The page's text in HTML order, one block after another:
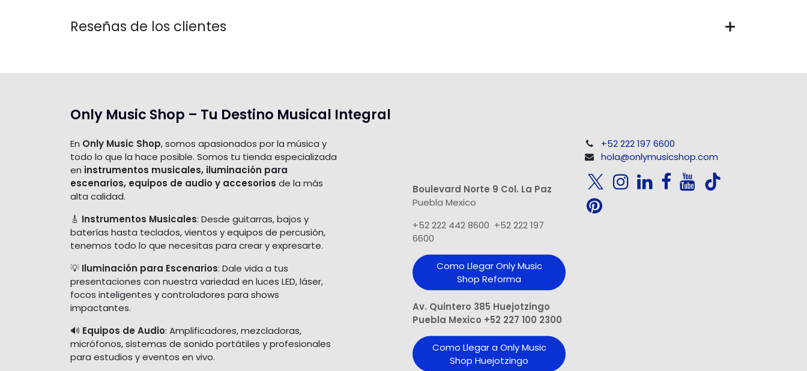
Reseñas de los clientes
Only Music Shop – Tu Destino Musical Integral
En Only Music Shop, somos apasionados por la música y
todo lo que la hace posible. Somos tu tienda especializada
en instrumentos musicales, iluminación para
escenarios, equipos de audio y accesorios de la más
alta calidad.
🎸 Instrumentos Musicales: Desde guitarras, bajos y
baterías hasta teclados, vientos y equipos de percusión,
tenemos todo lo que necesitas para crear y expresarte.
💡 Iluminación para Escenarios: Dale vida a tus
presentaciones con nuestra variedad en luces LED, láser,
focos inteligentes y controladores para shows
impactantes.
🔊 Equipos de Audio: Amplificadores, mezcladoras,
micrófonos, sistemas de sonido portátiles y profesionales
para estudios y eventos en vivo.
Boulevard Norte 9 Col. La Paz
Puebla Mexico
+52 222 442 8600 +52 222 197
6600
Como Llegar Only Music
Shop​ Reforma
Av. Quintero 385 Huejotzingo
Puebla Mexico +52 227 100 2300
Como Llegar a Only Music
Shop Huejotzingo
+52 222 197 6600
hola@onlymusicshop.com